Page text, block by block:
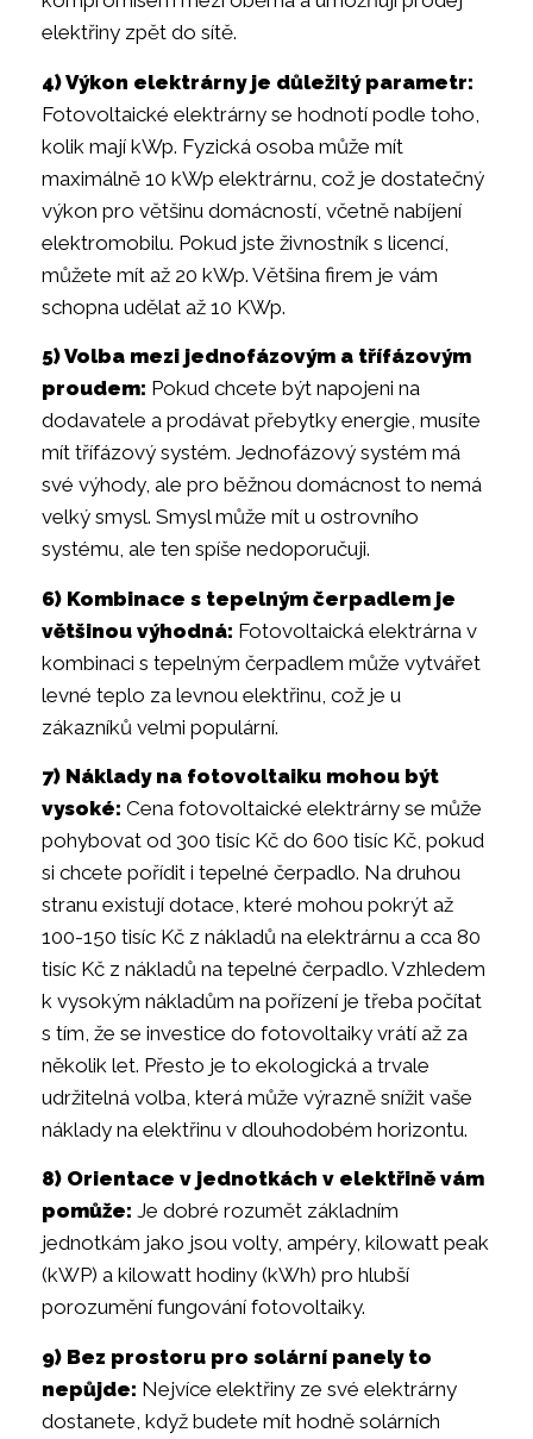
elektřiny zpět do sítě.
4) Výkon elektrárny je důležitý parametr:
Fotovoltaické elektrárny se hodnotí podle toho,
kolik mají kWp. Fyzická osoba může mít
maximálně 10 kWp elektrárnu, což je dostatečný
výkon pro většinu domácností, včetně nabíjení
elektromobilu. Pokud jste živnostník s licencí,
můžete mít až 20 kWp. Většina firem je vám
schopna udělat až 10 KWp.
5) Volba mezi jednofázovým a třífázovým
proudem: Pokud chcete být napojeni na
dodavatele a prodávat přebytky energie, musíte
mít třífázový systém. Jednofázový systém má
své výhody, ale pro běžnou domácnost to nemá
velký smysl. Smysl může mít u ostrovního
systému, ale ten spíše nedoporučuji.
6) Kombinace s tepelným čerpadlem je
většinou výhodná: Fotovoltaická elektrárna v
kombinaci s tepelným čerpadlem může vytvářet
levné teplo za levnou elektřinu, což je u
zákazníků velmi populární.
7) Náklady na fotovoltaiku mohou být
vysoké: Cena fotovoltaické elektrárny se může
pohybovat od 300 tisíc Kč do 600 tisíc Kč, pokud
si chcete pořídit i tepelné čerpadlo. Na druhou
stranu existují dotace, které mohou pokrýt až
100-150 tisíc Kč z nákladů na elektrárnu a cca 80
tisíc Kč z nákladů na tepelné čerpadlo. Vzhledem
k vysokým nákladům na pořízení je třeba počítat
s tím, že se investice do fotovoltaiky vrátí až za
několik let. Přesto je to ekologická a trvale
udržitelná volba, která může výrazně snížit vaše
náklady na elektřinu v dlouhodobém horizontu.
8) Orientace v jednotkách v elektřině vám
pomůže: Je dobré rozumět základním
jednotkám jako jsou volty, ampéry, kilowatt peak
(kWP) a kilowatt hodiny (kWh) pro hlubší
porozumění fungování fotovoltaiky.
9) Bez prostoru pro solární panely to
nepůjde: Nejvíce elektřiny ze své elektrárny
dostanete, když budete mít hodně solárních